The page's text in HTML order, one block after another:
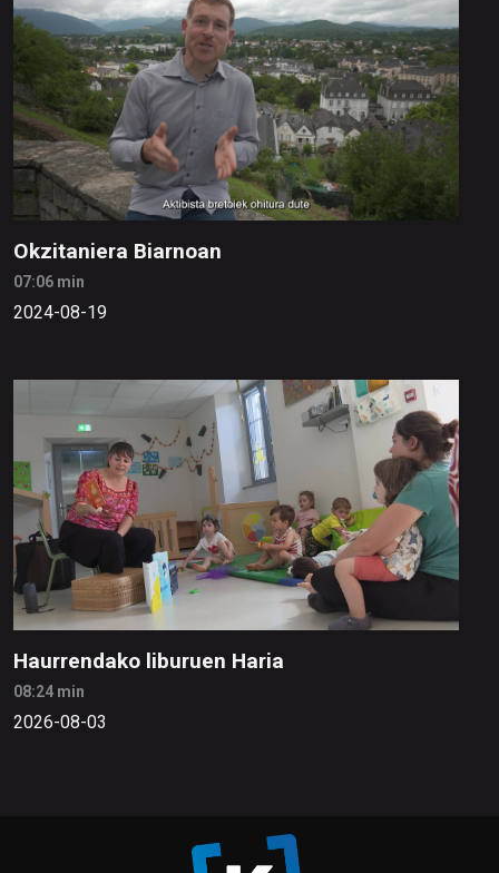
Okzitaniera Biarnoan
07:06 min
2024-08-19
Haurrendako liburuen Haria
08:24 min
2026-08-03